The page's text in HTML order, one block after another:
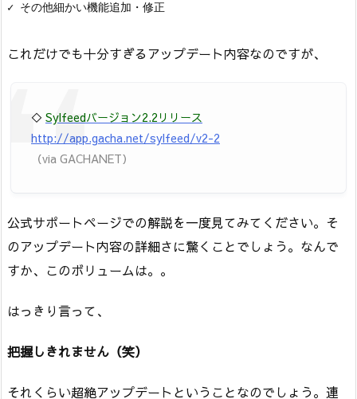
これだけでも十分すぎるアップデート内容なのですが、
◇ Sylfeedバージョン2.2リリース
http://app.gacha.net/sylfeed/v2-2
（via GACHANET）
公式サポートページでの解説を一度見てみてください。そ
のアップデート内容の詳細さに驚くことでしょう。なんで
すか、このボリュームは。。
はっきり言って、
把握しきれません（笑）
それくらい超絶アップデートということなのでしょう。連